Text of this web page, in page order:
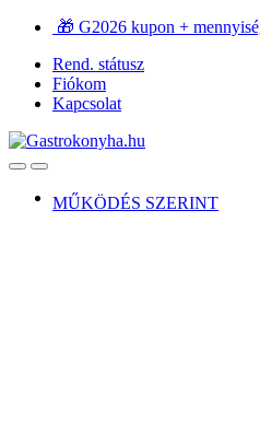
Ugrás
navigációhoz
Ugrás
tartalomra
🎁 G2026 kupon +
Rend. státusz
Fiókom
Kapcsolat
OpenClose
MŰKÖDÉS SZERINT